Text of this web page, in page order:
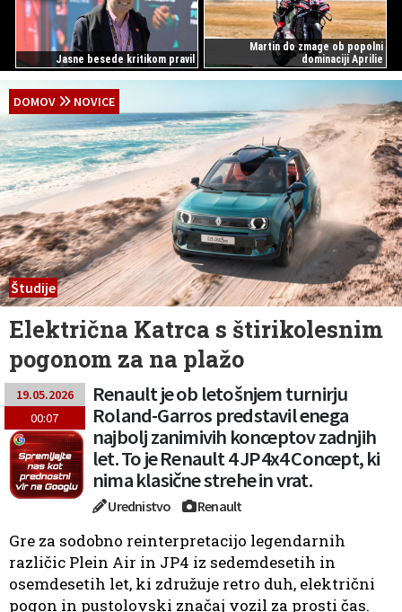
Jasne besede kritikom pravil
Martin do zmage ob popolni
dominaciji Aprilie
DOMOV NOVICE
Študije
Električna Katrca s štirikolesnim
pogonom za na plažo
19.05.2026
00:07
Renault je ob letošnjem turnirju
Roland-Garros predstavil enega
najbolj zanimivih konceptov zadnjih
let. To je Renault 4 JP4x4 Concept, ki
nima klasične strehe in vrat.
Urednistvo Renault
Gre za sodobno reinterpretacijo legendarnih
različic Plein Air in JP4 iz sedemdesetih in
osemdesetih let, ki združuje retro duh, električni
pogon in pustolovski značaj vozil za prosti čas.